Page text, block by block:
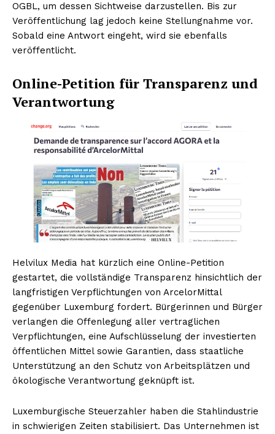
OGBL, um dessen Sichtweise darzustellen. Bis zur
Veröffentlichung lag jedoch keine Stellungnahme vor.
Sobald eine Antwort eingeht, wird sie ebenfalls
veröffentlicht.
Online-Petition für Transparenz und
Verantwortung
Helvilux Media hat kürzlich eine Online-Petition
gestartet, die vollständige Transparenz hinsichtlich der
langfristigen Verpflichtungen von ArcelorMittal
gegenüber Luxemburg fordert. Bürgerinnen und Bürger
verlangen die Offenlegung aller vertraglichen
Verpflichtungen, eine Aufschlüsselung der investierten
öffentlichen Mittel sowie Garantien, dass staatliche
Unterstützung an den Schutz von Arbeitsplätzen und
ökologische Verantwortung geknüpft ist.
Luxemburgische Steuerzahler haben die Stahlindustrie
in schwierigen Zeiten stabilisiert. Das Unternehmen ist